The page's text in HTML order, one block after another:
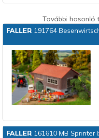
További hasonló
FALLER191764
FALLER161610 MB Sprinter